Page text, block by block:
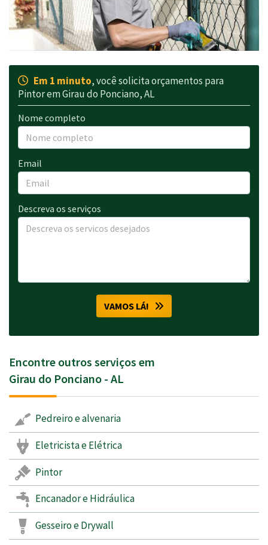
Em 1 minuto, você solicita orçamentos para
Pintor em Girau do Ponciano, AL
Nome completo
Email
Descreva os serviços
VAMOS LÁ!
Encontre outros serviços em
Girau do Ponciano - AL
Pedreiro e alvenaria
Eletricista e Elétrica
Pintor
Encanador e Hidráulica
Gesseiro e Drywall